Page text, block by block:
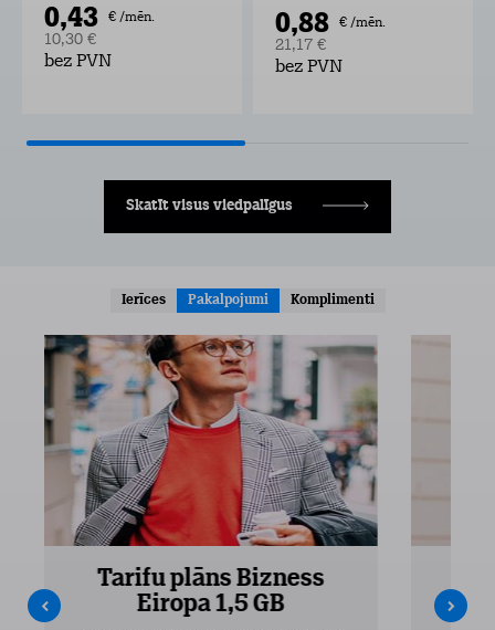
0,43 € /mēn.
10,30 €
bez PVN
0,88 € /mēn.
21,17 €
bez PVN
Skatīt visus viedpalīgus
Ierīces Pakalpojumi Komplimenti
Tarifu plāns Bizness
Eiropa 1,5 GB